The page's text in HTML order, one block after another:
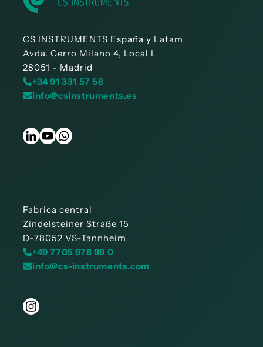
CS INSTRUMENTS España y Latam
Avda. Cerro Milano 4, Local I
28051 - Madrid
+34 91 331 57 58
info@csinstruments.es
Fabrica central
Zindelsteiner Straße 15
D-78052 VS-Tannheim
+49 7705 978 99 0
info@cs-instruments.com